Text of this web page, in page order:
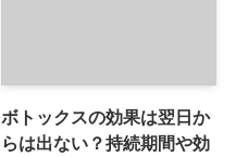
ボトックスの効果は翌日か
らは出ない？持続期間や効